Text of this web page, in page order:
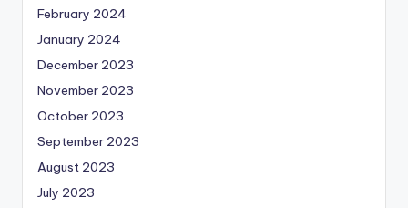
February 2024
January 2024
December 2023
November 2023
October 2023
September 2023
August 2023
July 2023